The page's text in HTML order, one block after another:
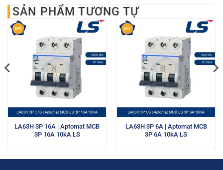
SẢN PHẨM TƯƠNG TỰ
LA63H 3P 16A | Aptomat MCB
3P 16A 10kA LS
LA63H 3P 6A | Aptomat MCB
3P 6A 10kA LS